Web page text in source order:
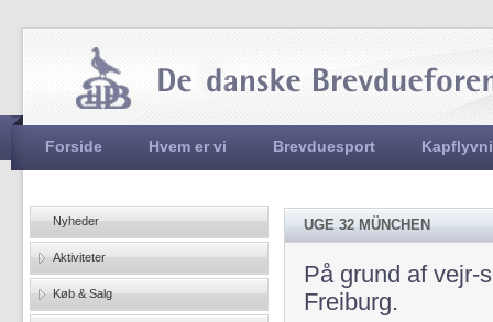
Hovedmenu
Forside Hvem er vi Brevduesport
UGE 32 MÜNCHEN
På grund af vejr-
Freiburg.
Nyheder
Aktiviteter
Køb & Salg